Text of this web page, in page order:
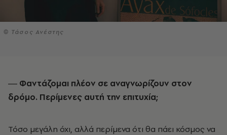
© Τάσος Ανέστης
― Φαντάζομαι πλέον σε αναγνωρίζουν στον
δρόμο. Περίμενες αυτή την επιτυχία;
Τόσο μεγάλη όχι, αλλά περίμενα ότι θα πάει κόσμος να